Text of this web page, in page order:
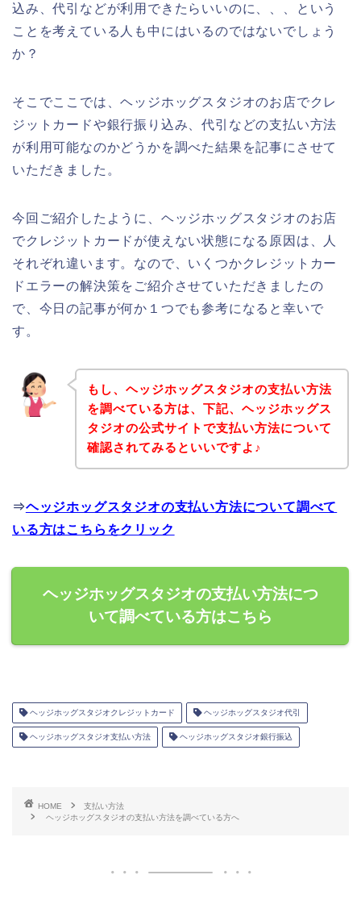
込み、代引などが利用できたらいいのに、、、という
ことを考えている人も中にはいるのではないでしょう
か？
そこでここでは、ヘッジホッグスタジオのお店でクレ
ジットカードや銀行振り込み、代引などの支払い方法
が利用可能なのかどうかを調べた結果を記事にさせて
いただきました。
今回ご紹介したように、ヘッジホッグスタジオのお店
でクレジットカードが使えない状態になる原因は、人
それぞれ違います。なので、いくつかクレジットカー
ドエラーの解決策をご紹介させていただきましたの
で、今日の記事が何か１つでも参考になると幸いで
す。
もし、ヘッジホッグスタジオの支払い方法
を調べている方は、下記、ヘッジホッグス
タジオの公式サイトで支払い方法について
確認されてみるといいですよ♪
⇒ヘッジホッグスタジオの支払い方法について調べて
いる方はこちらをクリック
ヘッジホッグスタジオの支払い方法につ
いて調べている方はこちら
ヘッジホッグスタジオクレジットカード ヘッジホッグスタジオ代引
ヘッジホッグスタジオ支払い方法 ヘッジホッグスタジオ銀行振込
HOME
支払い方法
ヘッジホッグスタジオの支払い方法を調べている方へ